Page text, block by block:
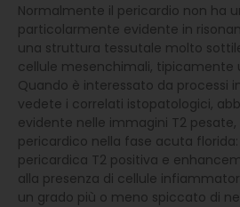
Normalmente il pericardio non ha
particolarmente evidente in
una struttura tessutale molto
cellule mesenchimali, tipicamente
Quando è interessato da processi
vedete i correlati istopatologici,
evidente nelle immagini T2
pericardico nella fase acuta
pericardica T2 positiva e
alla presenza di cellule
un grado più o meno spiccato di